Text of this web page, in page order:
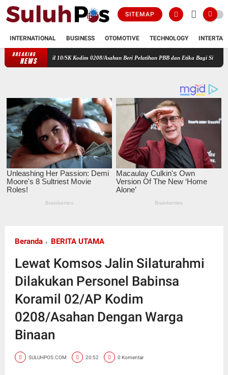
SITEMAP
INTERNATIONAL BUSINESS OTOMOTIVE TECHNOLOGY
BREAKING
NEWS
10/SK Kodim 0208/Asahan Beri Pelatihan PBB dan Etika Bagi Siswa MIN 7
Beranda BERITA UTAMA
Lewat Komsos Jalin Silaturahmi
Dilakukan Personel Babinsa
Koramil 02/AP Kodim
0208/Asahan Dengan Warga
Binaan
SULUHPOS.COM 20:52 0 Komentar